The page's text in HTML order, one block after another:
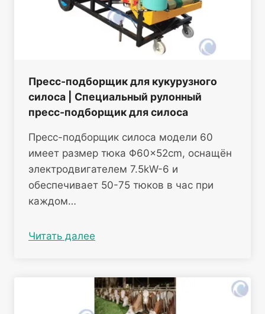
Пресс-подборщик для кукурузного
силоса | Специальный рулонный
пресс-подборщик для силоса
Пресс-подборщик силоса модели 60
имеет размер тюка Φ60×52cm, оснащён
электродвигателем 7.5kW-6 и
обеспечивает 50-75 тюков в час при
каждом…
Читать далее